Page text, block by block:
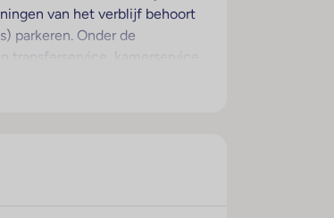
van het verblijf behoort
parkeren. Onder de
kamerservice,
gebruik worden gemaakt
is voor het extra comfort